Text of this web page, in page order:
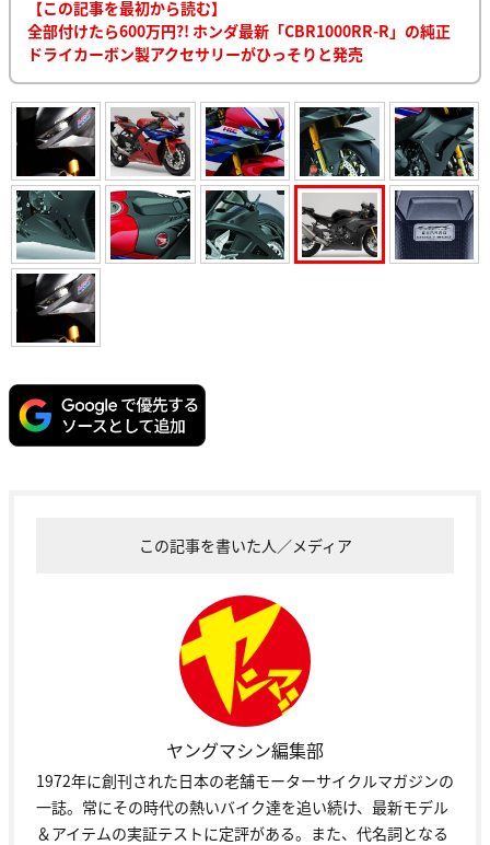
【この記事を最初から読む】
全部付けたら600万円?! ホンダ最新「CBR1000RR-R」の純正
ドライカーボン製アクセサリーがひっそりと発売
この記事を書いた人／メディア
ヤングマシン編集部
1972年に創刊された日本の老舗モーターサイクルマガジンの
一誌。常にその時代の熱いバイク達を追い続け、最新モデル
＆アイテムの実証テストに定評がある。また、代名詞となる